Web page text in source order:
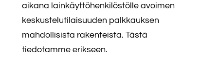
aikana lainkäyttöhenkilöstölle avoimen
keskustelutilaisuuden palkkauksen
mahdollisista rakenteista. Tästä
tiedotamme erikseen.